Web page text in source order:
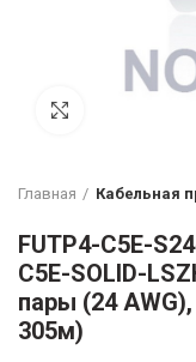
Главная Кабельная
FUTP4-C5E-
C5E-SOLID-
пары (24
305м)